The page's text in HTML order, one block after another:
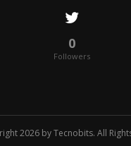
0
Followers
2026 byTecnobits. All